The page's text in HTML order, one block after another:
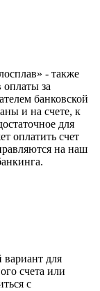
- также
за
банковской
и на счете, к
для
оплатить счет
на наш
для
счета или
с